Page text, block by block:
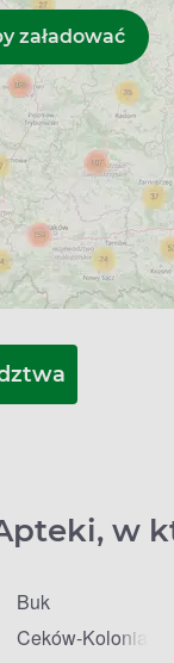
w
Buk
Ceków-Kolonia